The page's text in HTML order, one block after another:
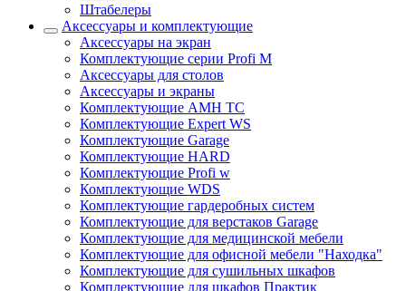
Штабелеры
Аксессуары и комплектующие
Аксессуары на экран
Комплектующие серии Profi M
Аксессуары для столов
Аксессуары и экраны
Комплектующие AMH TC
Комплектующие Expert WS
Комплектующие Garage
Комплектующие HARD
Комплектующие Profi w
Комплектующие WDS
Комплектующие гардеробных систем
Комплектующие для верстаков Garage
Комплектующие для медицинской мебели
Комплектующие для офисной мебели "Находка"
Комплектующие для сушильных шкафов
Комплектующие для шкафов Практик